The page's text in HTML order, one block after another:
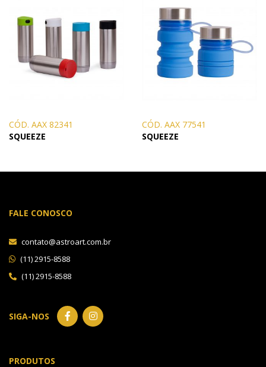
CÓD. AAX 82341
SQUEEZE
CÓD. AAX 77541
SQUEEZE
FALE CONOSCO
contato@astroart.com.br
(11) 2915-8588
(11) 2915-8588
SIGA-NOS
PRODUTOS